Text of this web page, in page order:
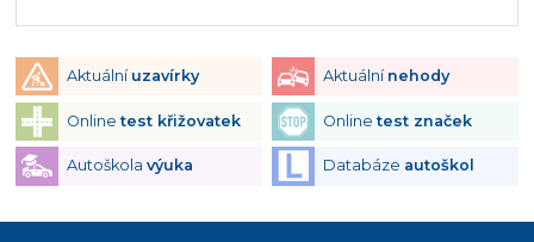
Aktuální uzavírky Aktuální nehody
Onlinetest křižovatek Onlinetest značek
Autoškola výuka Databáze autoškol